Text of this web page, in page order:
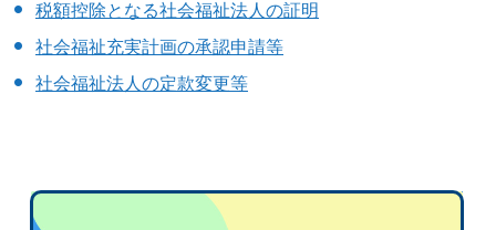
税額控除となる社会福祉法人の証明
社会福祉充実計画の承認申請等
社会福祉法人の定款変更等